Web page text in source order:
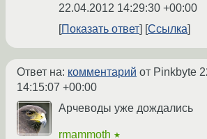
22.04.2012 14:29:30 +00:00
Показать ответ
Ссылка
Ответ на: комментарий от Pinkbyte
14:15:07 +00:00
Арчеводы уже дождались
rmammoth ★